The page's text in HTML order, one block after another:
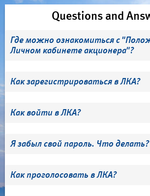
Questions and
Где можно ознакомиться с
Личном кабинете акционера"?
Как зарегистрироваться в ЛКА?
Как войти в ЛКА?
Я забыл свой пароль. Что делать?
Как проголосовать в ЛКА?